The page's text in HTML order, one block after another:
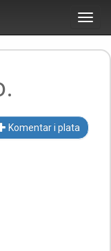
Komentar i plata